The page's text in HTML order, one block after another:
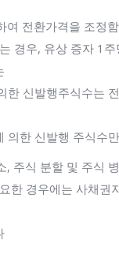
여 전환가격을 조정
경우, 유상 증자 1
한 신발행주식수는
의한 신발행 주식수
, 주식 분할 및 주식
한 경우에는 사채권